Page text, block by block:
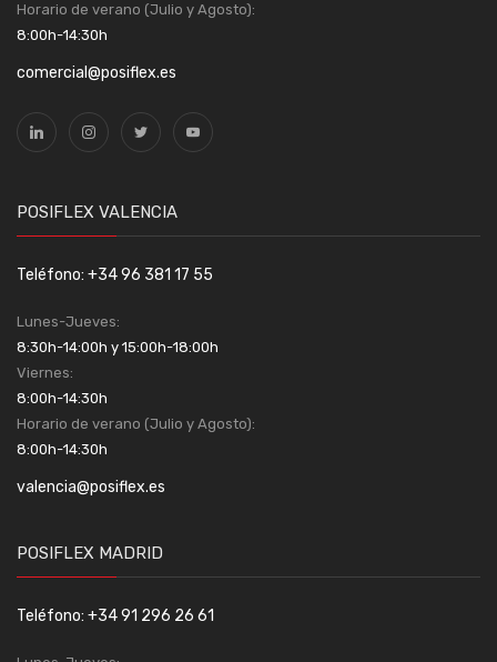
Horario de verano (Julio y Agosto):
8:00h-14:30h
comercial@posiflex.es
POSIFLEX VALENCIA
Teléfono: +34 96 381 17 55
Lunes-Jueves:
8:30h-14:00h y 15:00h-18:00h
Viernes:
8:00h-14:30h
Horario de verano (Julio y Agosto):
8:00h-14:30h
valencia@posiflex.es
POSIFLEX MADRID
Teléfono: +34 91 296 26 61